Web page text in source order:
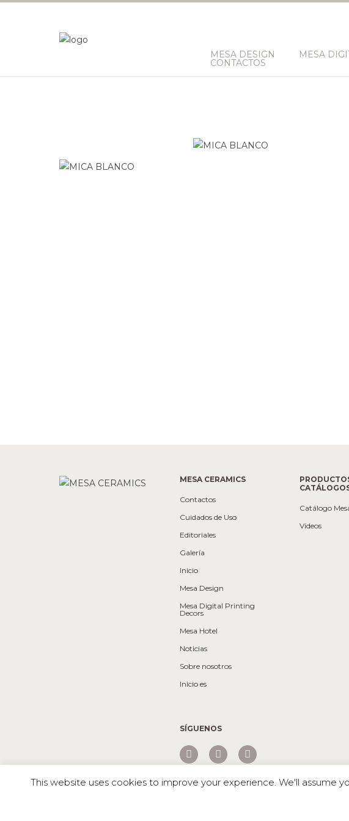
MESA DESIGN MESA
CONTACTOS
MESA CERAMICS
Contactos
Cuidados de Uso
Editoriales
Galería
Inicio
Mesa Design
Mesa Digital Printing
Decors
Mesa Hotel
Noticias
Sobre nosotros
Inicio es
SÍGUENOS
Catálogo
Vídeos
This website uses cookies to improve your experience. We'll assume